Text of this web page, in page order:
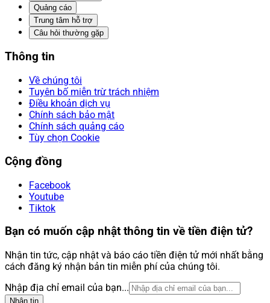
Quảng cáo
Trung tâm hỗ trợ
Câu hỏi thường gặp
Thông tin
Về chúng tôi
Tuyên bố miễn trừ trách nhiệm
Điều khoản dịch vụ
Chính sách bảo mật
Chính sách quảng cáo
Tùy chọn Cookie
Cộng đồng
Facebook
Youtube
Tiktok
Bạn có muốn cập nhật thông tin về tiền điện tử?
Nhận tin tức, cập nhật và báo cáo tiền điện tử mới nhất bằng
cách đăng ký nhận bản tin miễn phí của chúng tôi.
Nhập địa chỉ email của bạn...
Nhận tin